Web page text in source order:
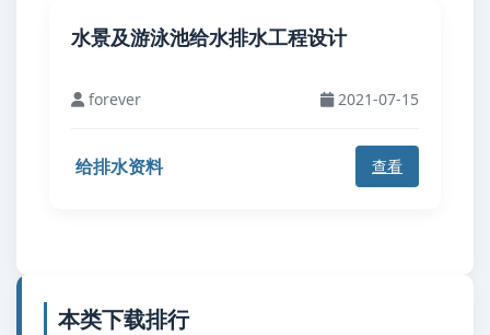
水景及游泳池给水排水工程设计
forever 2021-07-15
给排水资料 查看
本类下载排行